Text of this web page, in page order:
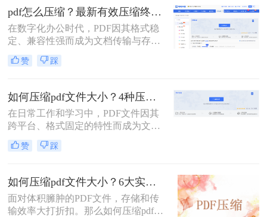
度、占用大量存储空间，甚至可能超
出某些平台的上传限制。因此，掌握
怎么压缩pdf文件大小的技能显得至关
重要。
pdf怎么压缩？最新有效压缩终极指南！
在数字化办公时代，PDF因其格式稳
定、兼容性强而成为文档传输与存档
的首选。然而，高分辨率图片、嵌入
字体和多媒体内容也使得PDF文件体
送、云端存储和即时分享带来了巨大
困扰。如何高效、无损（或视觉无
损）地压缩PDF，成为一个普遍需
求。那么pdf怎么压缩呢？
赞 踩
如何压缩pdf文件大小？4种压缩方法详解！
在日常工作和学习中，PDF文件因其
跨平台、格式固定的特性而成为文档
交换的首选格式。然而，过大的PDF
文件常常带来诸多不便，无论是通过
存储在有限的设备空间中，都会遇到
限制。因此，掌握如何压缩pdf文件大
小的技能显得至关重要。
赞 踩
如何压缩pdf文件大小？6大实用压缩方案深度解析！
面对体积臃肿的PDF文件，存储和传
输效率大打折扣。那么如何压缩pdf文